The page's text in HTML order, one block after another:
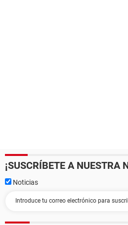
¡SUSCRÍBETE A NUESTRA
Noticias